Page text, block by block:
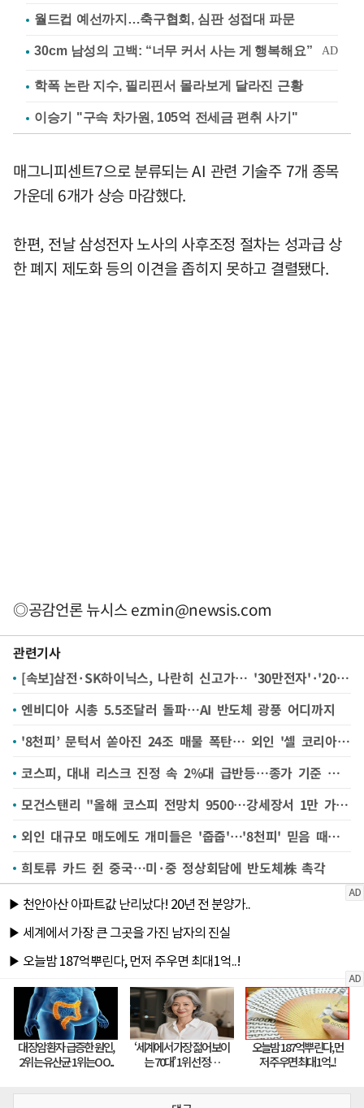
월드컵 예선까지…축구협회, 심판 성접대 파문
학폭 논란 지수, 필리핀서 몰라보게 달라진 근황
이승기 "구속 차가원, 105억 전세금 편취 사기"
매그니피센트7으로 분류되는 AI 관련 기술주 7개 종목
가운데 6개가 상승 마감했다.
한편, 전날 삼성전자 노사의 사후조정 절차는 성과급 상
한 폐지 제도화 등의 이견을 좁히지 못하고 결렬됐다.
◎공감언론 뉴시스ezmin@newsis.com
관련기사
[속보]삼전·SK하이닉스, 나란히 신고가… '30만전자'·'200만닉스' 목전
엔비디아 시총 5.5조달러 돌파…AI 반도체 광풍 어디까지
'8천피’ 문턱서 쏟아진 24조 매물 폭탄… 외인 '셀 코리아' 왜
코스피, 대내 리스크 진정 속 2%대 급반등…종가 기준 최고치
모건스탠리 "올해 코스피 전망치 9500…강세장서 1만 가능"
외인 대규모 매도에도 개미들은 '줍줍'…'8천피' 믿음 때문일까
희토류 카드 쥔 중국…미·중 정상회담에 반도체株 촉각